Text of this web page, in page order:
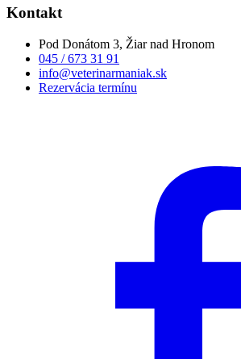
Kontakt
Pod Donátom 3, Žiar nad Hronom
045 / 673 31 91
info@veterinarmaniak.sk
Rezervácia termínu